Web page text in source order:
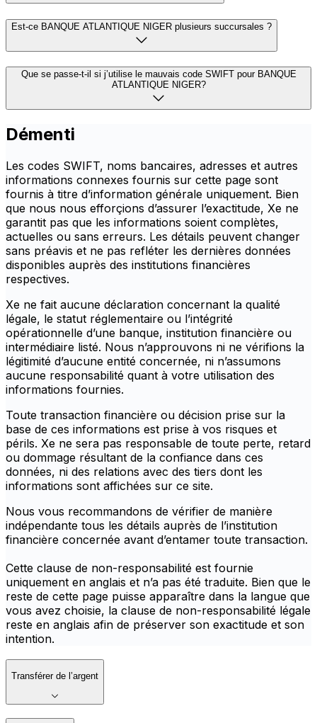
Est-ce BANQUE ATLANTIQUE NIGER plusieurs succursales ?
Que se passe-t-il si j’utilise le mauvais code SWIFT pour BANQUE
ATLANTIQUE NIGER?
Démenti
Les codes SWIFT, noms bancaires, adresses et autres
informations connexes fournis sur cette page sont
fournis à titre d’information générale uniquement. Bien
que nous nous efforçions d’assurer l’exactitude, Xe ne
garantit pas que les informations soient complètes,
actuelles ou sans erreurs. Les détails peuvent changer
sans préavis et ne pas refléter les dernières données
disponibles auprès des institutions financières
respectives.
Xe ne fait aucune déclaration concernant la qualité
légale, le statut réglementaire ou l’intégrité
opérationnelle d’une banque, institution financière ou
intermédiaire listé. Nous n’approuvons ni ne vérifions la
légitimité d’aucune entité concernée, ni n’assumons
aucune responsabilité quant à votre utilisation des
informations fournies.
Toute transaction financière ou décision prise sur la
base de ces informations est prise à vos risques et
périls. Xe ne sera pas responsable de toute perte, retard
ou dommage résultant de la confiance dans ces
données, ni des relations avec des tiers dont les
informations sont affichées sur ce site.
Nous vous recommandons de vérifier de manière
indépendante tous les détails auprès de l’institution
financière concernée avant d’entamer toute transaction.
Cette clause de non-responsabilité est fournie
uniquement en anglais et n’a pas été traduite. Bien que le
reste de cette page puisse apparaître dans la langue que
vous avez choisie, la clause de non-responsabilité légale
reste en anglais afin de préserver son exactitude et son
intention.
Transférer de l’argent